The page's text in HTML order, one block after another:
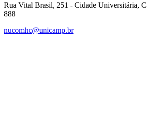
Rua Vital Brasil, 251 - Cidade Universitária,
888
nucomhc@unicamp.br